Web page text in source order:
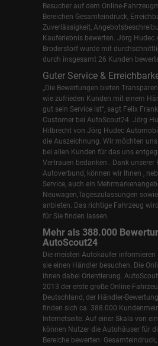
Besucher auf dem Online-
Bereichen Gesamteindruck,
Zuverlässigkeit,
Kauferlebnis bewerten. Jörg Hudec
Broderstorf wurde mit
durch insgesamt 26 Kunden
Guter Service &
„Die Bewertungen bieten
wie zufrieden Kunden mit einem
gut sein Service ist“, sagt Felix
Customer bei AutoScout24. Jörg
Hilbrecht von Jörg Hudec
die Auszeichnung. Wir möchten
bei allen Kunden für das uns
Vertrauen bedanken . Dank
Autoverbund, können wir Ihnen ,
Service, auch ein
Neuwagen,Tageszulassungen
anbieten. Das richtige Fahrzeug
für Sie finden lassen.
Mehr als 388.000
AutoScout24
Die meisten Autokäufer informieren
sie einen Händler besuchen. Die
ihnen dabei Orientierung.
2013 der erste große Online-
Deutschland, der Händler-
finden sich ca. 388.000
Internetseite. Auf einer Skala von
können Nutzer die Autohäuser für
Bereiche bewerten: